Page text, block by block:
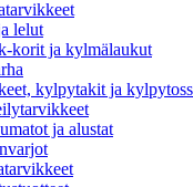
lelut
korit ja kylmälaukut
kylpytakit ja
ja alustat